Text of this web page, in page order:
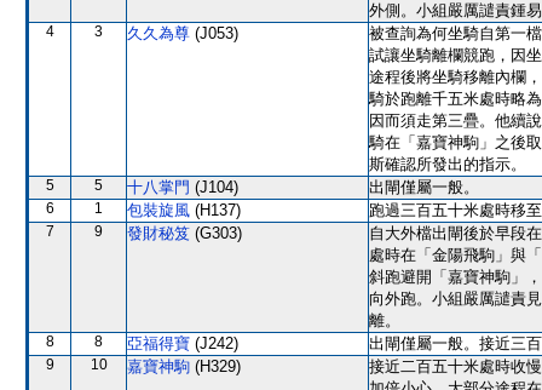
外側。小組嚴厲譴責鍾
4 3 久久為尊 (J053)
被查詢為何坐騎自第一
試讓坐騎離欄競跑，因
途程後將坐騎移離內欄
騎於跑離千五米處時略
因而須走第三疊。他續
騎在「嘉寶神駒」之後
斯確認所發出的指示。
5 5 十八掌門 (J104) 出閘僅屬一般。
6 1 包裝旋風 (H137) 跑過三百五十米處時移
7 9 發財秘笈 (G303)
自大外檔出閘後於早段
處時在「金陽飛駒」與
斜跑避開「嘉寶神駒」
向外跑。小組嚴厲譴責
離。
8 8 亞福得寶 (J242) 出閘僅屬一般。接近三
9 10 嘉寶神駒 (H329)
接近二百五十米處時收